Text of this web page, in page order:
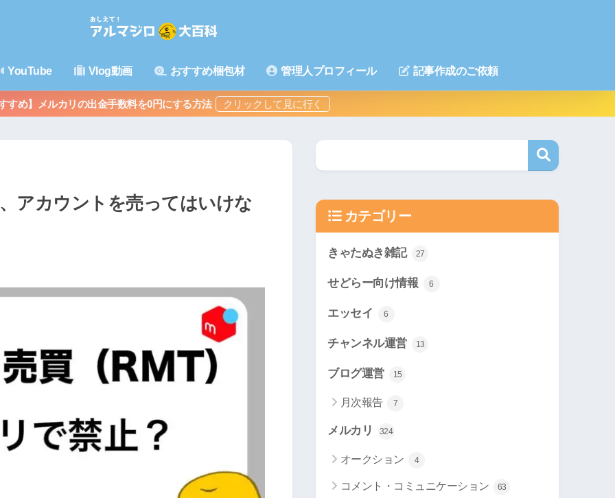
YouTube Vlog動画 おすすめ梱包材 管理人プロフィール 記事作成のご依頼
すめ】メルカリの出金手数料を0円にする方法
アカウントを売ってはいけな
カテゴリー
きゃたぬき雑記 27
せどらー向け情報 6
エッセイ 6
チャンネル運営 13
ブログ運営 15
月次報告 7
メルカリ 324
オークション 4
コメント・コミュニケーション 63